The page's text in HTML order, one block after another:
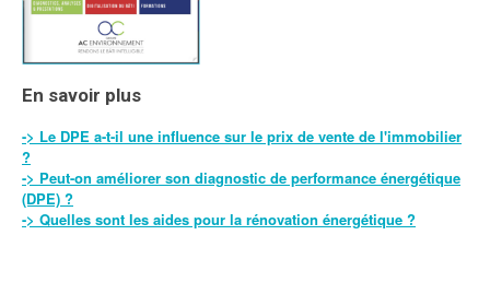
En savoir plus
-> Le DPE a-t-il une influence sur le prix de vente de l'immobilier
?
-> Peut-on améliorer son diagnostic de performance énergétique
(DPE) ?
-> Quelles sont les aides pour la rénovation énergétique ?